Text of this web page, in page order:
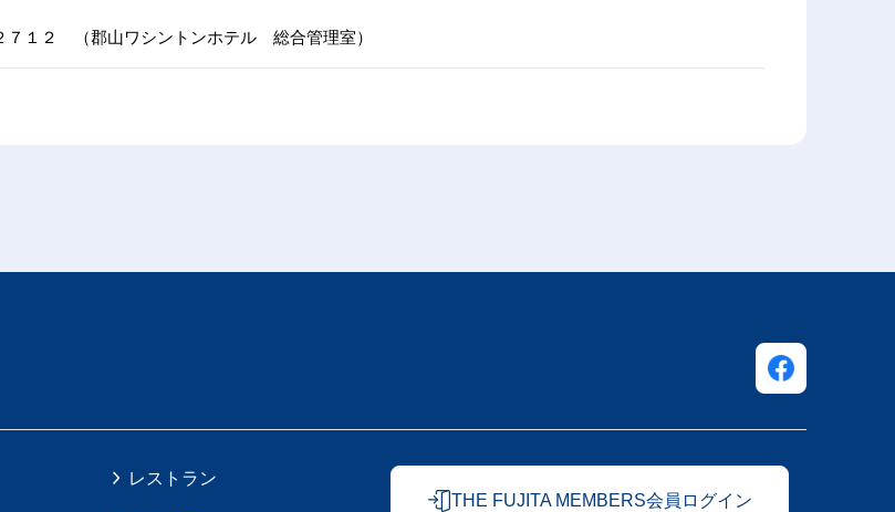
７１２ （郡山ワシントンホテル 総合管理室）
レストラン
THE FUJITA MEMBERS会員ログイン